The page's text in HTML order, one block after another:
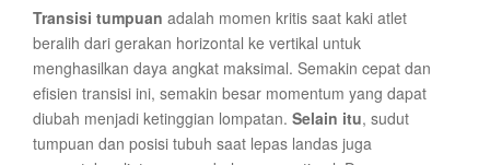
Transisi tumpuan adalah momen kritis saat kaki atlet
beralih dari gerakan horizontal ke vertikal untuk
menghasilkan daya angkat maksimal. Semakin cepat dan
efisien transisi ini, semakin besar momentum yang dapat
diubah menjadi ketinggian lompatan. Selain itu, sudut
tumpuan dan posisi tubuh saat lepas landas juga